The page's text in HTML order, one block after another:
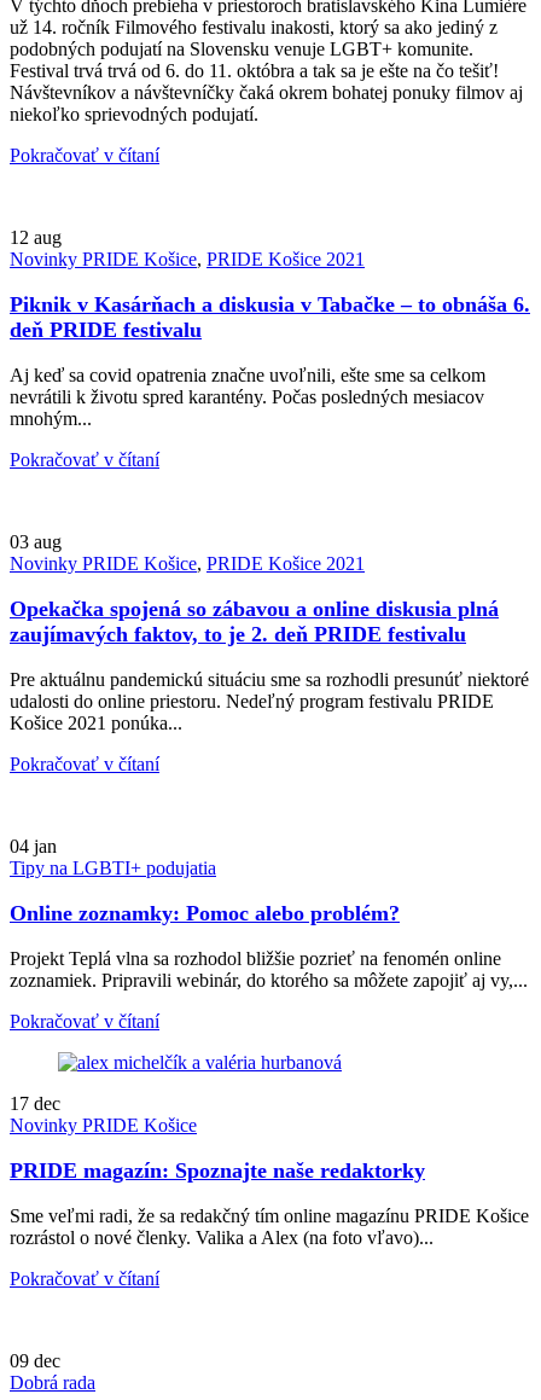
V týchto dňoch prebieha v priestoroch bratislavského Kina Lumière
už 14. ročník Filmového festivalu inakosti, ktorý sa ako jediný z
podobných podujatí na Slovensku venuje LGBT+ komunite.
Festival trvá trvá od 6. do 11. októbra a tak sa je ešte na čo tešiť!
Návštevníkov a návštevníčky čaká okrem bohatej ponuky filmov aj
niekoľko sprievodných podujatí.
Pokračovať v čítaní
12 aug
Novinky PRIDE Košice, PRIDE Košice 2021
Piknik v Kasárňach a diskusia v Tabačke – to obnáša 6.
deň PRIDE festivalu
Aj keď sa covid opatrenia značne uvoľnili, ešte sme sa celkom
nevrátili k životu spred karantény. Počas posledných mesiacov
mnohým...
Pokračovať v čítaní
03 aug
Novinky PRIDE Košice, PRIDE Košice 2021
Opekačka spojená so zábavou a online diskusia plná
zaujímavých faktov, to je 2. deň PRIDE festivalu
Pre aktuálnu pandemickú situáciu sme sa rozhodli presunúť niektoré
udalosti do online priestoru. Nedeľný program festivalu PRIDE
Košice 2021 ponúka...
Pokračovať v čítaní
04 jan
Tipy na LGBTI+ podujatia
Online zoznamky: Pomoc alebo problém?
Projekt Teplá vlna sa rozhodol bližšie pozrieť na fenomén online
zoznamiek. Pripravili webinár, do ktorého sa môžete zapojiť aj vy,...
Pokračovať v čítaní
17 dec
Novinky PRIDE Košice
PRIDE magazín: Spoznajte naše redaktorky
Sme veľmi radi, že sa redakčný tím online magazínu PRIDE Košice
rozrástol o nové členky. Valika a Alex (na foto vľavo)...
Pokračovať v čítaní
09 dec
Dobrá rada